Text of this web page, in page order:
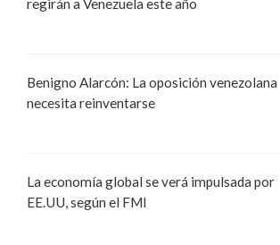
regirán a Venezuela este año
Benigno Alarcón: La oposición venezolana
necesita reinventarse
La economía global se verá impulsada por
EE.UU, según el FMI